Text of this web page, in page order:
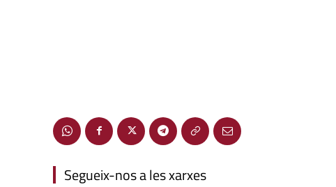
Segueix-nos a les xarxes